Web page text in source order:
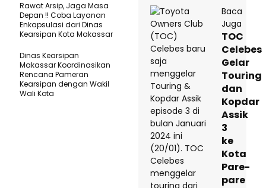
Baca
Juga
TOC
Celebes
Gelar
Touring
dan
Kopdar
Assik
3
ke
Kota
Pare-
pare
Rawat Arsip, Jaga Masa
Depan !! Coba Layanan
Enkapsulasi dari Dinas
Kearsipan Kota Makassar
Dinas Kearsipan
Makassar Koordinasikan
Rencana Pameran
Kearsipan dengan Wakil
Wali Kota